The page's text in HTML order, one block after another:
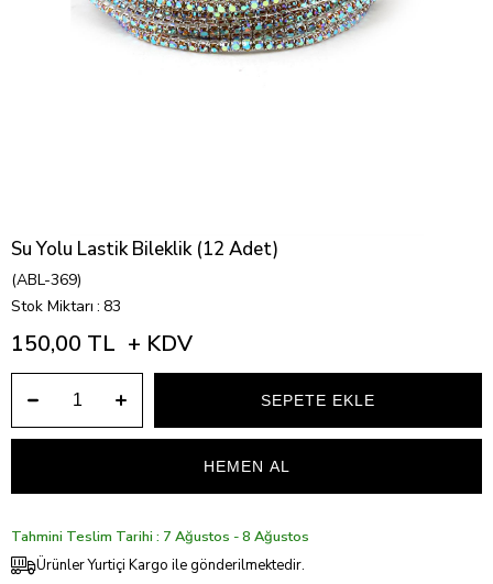
Su Yolu Lastik Bileklik (12 Adet)
(ABL-369)
Stok Miktarı : 83
150,00 TL + KDV
Tahmini Teslim Tarihi : 7 Ağustos - 8 Ağustos
Ürünler Yurtiçi Kargo ile gönderilmektedir.